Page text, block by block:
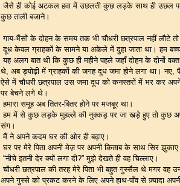
जैसे ही कोई अटकल हवा में उछलती कुछ लड़के साथ ही
कुछ ताली बजाने।
गाय-भैंसों के दोहन के समय तक भी चौधरी छत्रपाल नहीं लौटे तो
दूध केवल ग्राहकों के सामने या अकेले में दुहा जाता था। हम
यह अलग बात थी कि कुछ ही महीने पहले जहाँ दोहन के दोनों
थे, अब ड्योढ़ी में ग्राहकों की जगह दूध जमा होने लगा था।
ऐसे में चौधरी छत्रपाल उस जमा दूध को कनस्तरों में भर कर
पर बेचने लगे थे।
हमारा समूह अब तितर-बितर होने पर मजबूर था।
हम में से कुछ लड़के मुहल्ले की नुक्कड़ पर जा खड़े हुए तो कुछ
संग।
मैं ने अपने कदम घर की ओर ही बढ़ाए।
घर पर मेरे पिता अपनी मेज़ पर अपनी किताब के साथ सिर
“नीचे इतनी देर क्यों लगा दी?” मुझे देखते ही वह चिल्लाए।
चौधरी छत्रपाल की तरह मेरे पिता भी बहुत गुस्सैल थे मगर वह
अपने गुस्से को प्रकट करने के लिए अपने हाथ-पाँव से ज़्यादा